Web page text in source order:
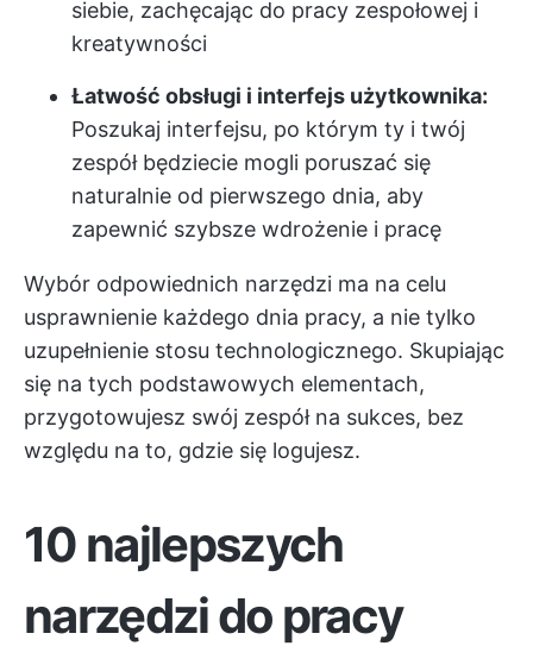
siebie, zachęcając do pracy zespołowej i
kreatywności
Łatwość obsługi i interfejs użytkownika:
Poszukaj interfejsu, po którym ty i twój
zespół będziecie mogli poruszać się
naturalnie od pierwszego dnia, aby
zapewnić szybsze wdrożenie i pracę
Wybór odpowiednich narzędzi ma na celu
usprawnienie każdego dnia pracy, a nie tylko
uzupełnienie stosu technologicznego. Skupiając
się na tych podstawowych elementach,
przygotowujesz swój zespół na sukces, bez
względu na to, gdzie się logujesz.
10 najlepszych
narzędzi do pracy